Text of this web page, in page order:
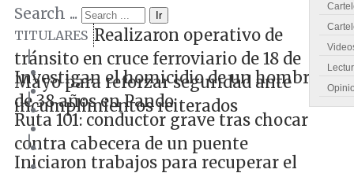
Search ... Ir
TITULARES Realizaron operativo de
tránsito en cruce ferroviario de 18 de
Mayo para reforzar seguridad ante
incumplimientos reiterados
|
Investigan el homicidio de un hombre
de 38 años en Pando
|
Ruta 101: conductor grave tras chocar
contra cabecera de un puente
|
Iniciaron trabajos para recuperar el